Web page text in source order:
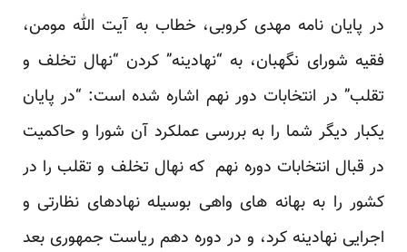
در پایان نامه مهدی کروبی، خطاب به آیت الله مومن،
فقیه شورای نگهبان، به “نهادینه” کردن “نهال تخلف و
تقلب” در انتخابات دور نهم اشاره شده است: “در پایان
یکبار دیگر شما را به بررسی عملکرد آن شورا و حاکمیت
در قبال انتخابات دوره نهم که نهال تخلف و تقلب را در
کشور را به بهانه های واهی بوسیله نهادهای نظارتی و
اجرایی نهادینه کرد، و در دوره دهم ریاست جمهوری بعد